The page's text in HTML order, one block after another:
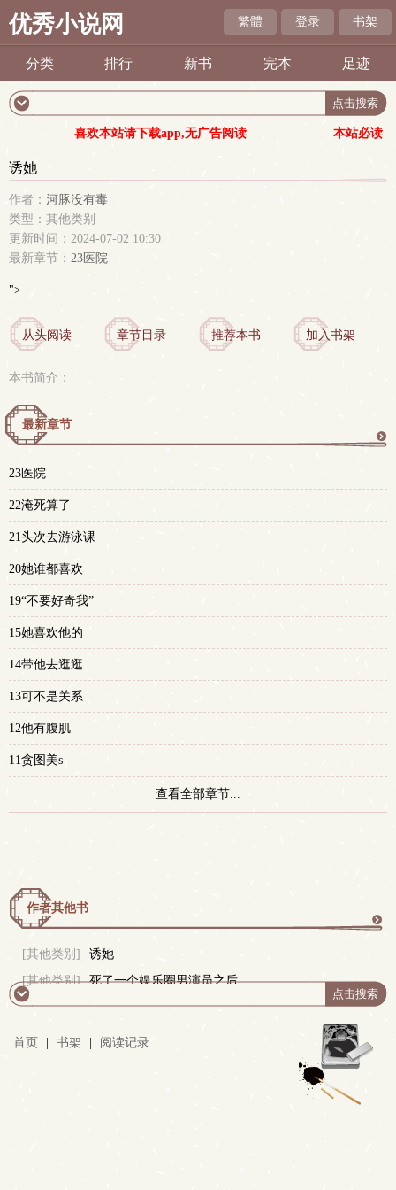
优秀小说网 繁體 登录 书架
分类 排行 新书 完本 足迹
喜欢本站请下载app,无广告阅读 本站必读
诱她
作者： 河豚没有毒
类型：其他类别
更新时间：2024-07-02 10:30
最新章节： 23医院
">
从头阅读 章节目录 推荐本书 加入书架
本书简介：
最新章节
23医院
22淹死算了
21头次去游泳课
20她谁都喜欢
19“不要好奇我”
15她喜欢他的
14带他去逛逛
13可不是关系
12他有腹肌
11贪图美s
查看全部章节...
作者其他书
多
[其他类别]
诱她
[其他类别]
死了一个娱乐圈男演员之后
首页 书架 阅读记录